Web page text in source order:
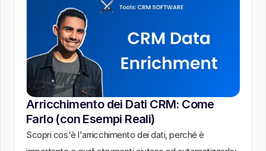
Arricchimento dei Dati CRM: Come
Farlo (con Esempi Reali)
Scopri cos'è l'arricchimento dei dati, perché è